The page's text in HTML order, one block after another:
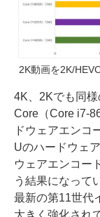
2K動画を2K/
4K、2Kでも同
Core（Core i7-
ドウェアエンコ
Uのハードウェ
ウェアエンコー
う結果になって
最新の第11世代
大きく強化され